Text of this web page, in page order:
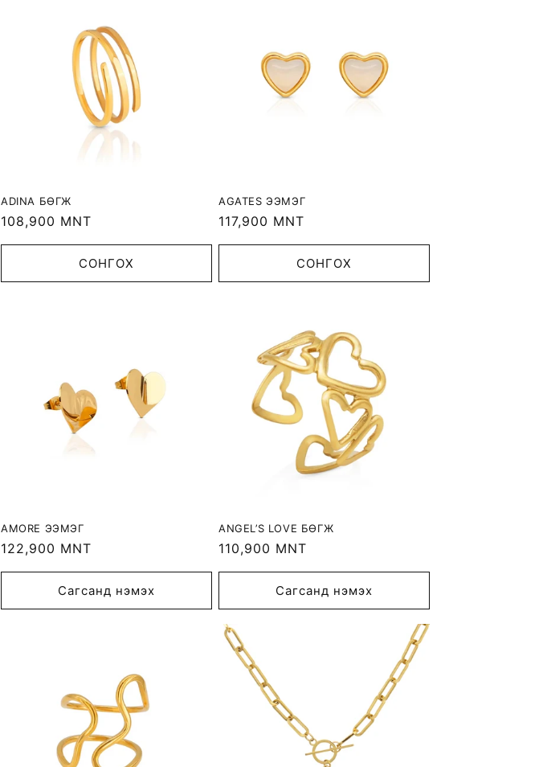
ADINA БӨГЖ
Regular
price
108,900 MNT
СОНГОХ
AGATES ЭЭМЭГ
Regular
price
117,900 MNT
СОНГОХ
AMORE ЭЭМЭГ
Regular
price
122,900 MNT
Сагсанд нэмэх
ANGEL’S LOVE БӨГЖ
Regular
price
110,900 MNT
Сагсанд нэмэх